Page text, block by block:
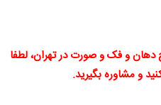
دهان و فک و صورت در تهران، لطفا
و مشاوره بگیرید.